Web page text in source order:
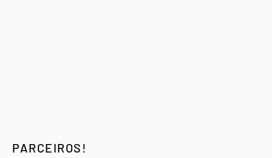
PARCEIROS!